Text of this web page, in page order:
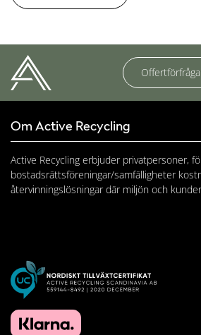
Om Active Recycling
Active Recycling erbjuder privatpersoner,
bostadsrättsföreningar/samfälligheter
återvinningslösningar där miljön och